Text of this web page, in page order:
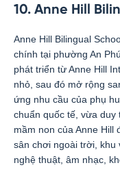
10. Anne Hill
Anne Hill Bilingual
chính tại phường An
phát triển từ Anne Hill
nhỏ, sau đó mở rộng
ứng nhu cầu của phụ
chuẩn quốc tế, vừa duy
mầm non của Anne
sân chơi ngoài trời, khu
nghệ thuật, âm nhạc,